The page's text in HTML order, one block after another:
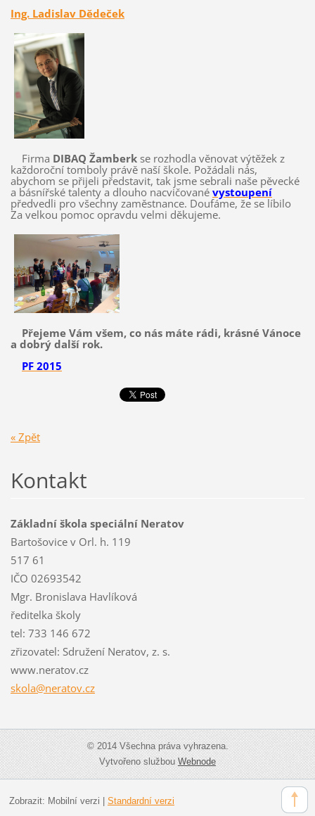
Ing. Ladislav Dědeček
Firma DIBAQ Žamberk se rozhodla věnovat výtěžek z
každoroční tomboly právě naší škole. Požádali nás,
abychom se přijeli představit, tak jsme sebrali naše pěvecké
a básnířské talenty a dlouho nacvičované vystoupení
předvedli pro všechny zaměstnance. Doufáme, že se líbilo
Za velkou pomoc opravdu velmi děkujeme.
Přejeme Vám všem, co nás máte rádi, krásné Vánoce
a dobrý další rok.
PF 2015
« Zpět
Kontakt
Základní škola speciální Neratov
Bartošovice v Orl. h. 119
517 61
IČO 02693542
Mgr. Bronislava Havlíková
ředitelka školy
tel: 733 146 672
zřizovatel: Sdružení Neratov, z. s.
www.neratov.cz
skola@neratov.cz
© 2014 Všechna práva vyhrazena.
Vytvořeno službouWebnode
Zobrazit: Mobilní verzi Standardní verzi